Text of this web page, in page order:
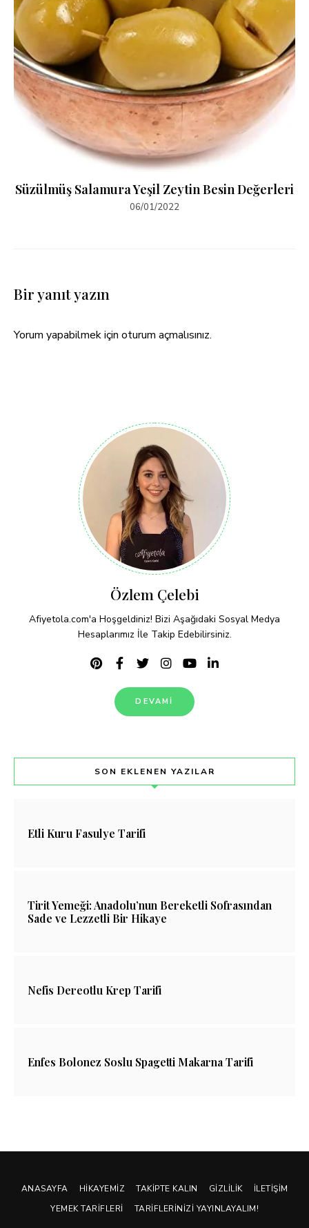
Süzülmüş Salamura Yeşil Zeytin Besin Değerleri
06/01/2022
Bir yanıt yazın
Yorum yapabilmek için oturum açmalısınız.
Özlem Çelebi
Afiyetola.com'a Hoşgeldiniz! Bizi Aşağıdaki Sosyal Medya
Hesaplarımız İle Takip Edebilirsiniz.
DEVAMI
SON EKLENEN YAZILAR
Etli Kuru Fasulye Tarifi
Tirit Yemeği: Anadolu’nun Bereketli Sofrasından
Sade ve Lezzetli Bir Hikaye
Nefis Dereotlu Krep Tarifi
Enfes Bolonez Soslu Spagetti Makarna Tarifi
ANASAYFA HIKAYEMIZ TAKIPTE KALIN GIZLILIK
İLETIŞIM
YEMEK TARIFLERI
TARIFLERINIZI YAYINLAYALIM!